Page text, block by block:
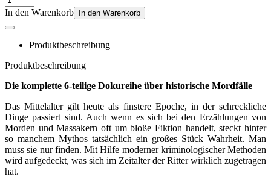
In den Warenkorb In den Warenkorb
Produktbeschreibung
Produktbeschreibung
Die komplette 6-teilige Dokureihe über historische Mordfälle
Das Mittelalter gilt heute als finstere Epoche, in der schreckliche
Dinge passiert sind. Auch wenn es sich bei den Erzählungen von
Morden und Massakern oft um bloße Fiktion handelt, steckt hinter
so manchem Mythos tatsächlich ein großes Stück Wahrheit. Man
muss sie nur finden. Mit Hilfe moderner kriminologischer Methoden
wird aufgedeckt, was sich im Zeitalter der Ritter wirklich zugetragen
hat.